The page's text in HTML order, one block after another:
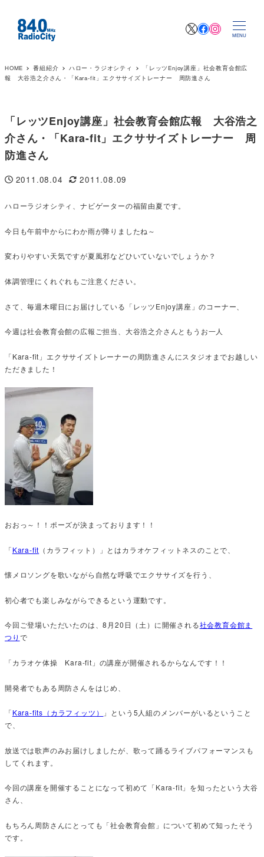
XFacebook
MENU
HOME 番組紹介 ハロー・ラジオシティ
「レッツEnjoy講座」社会教育会館広
報 大谷浩之介さん・「Kara-fit」エクササイズトレーナー 周防進さん
「レッツEnjoy講座」社会教育会館広報 大谷浩之
介さん・「Kara-fit」エクササイズトレーナー 周
防進さん
投稿日
2011.08.04
更新日
2011.08.09
ハローラジオシティ、ナビゲーターの福留由夏です。
今日も午前中からにわか雨が降りましたね～
変わりやすい天気ですが夏風邪などひいていないでしょうか？
体調管理にくれぐれもご注意ください。
さて、毎週木曜日にお届けしている「レッツEnjoy講座」のコーナー、
今週は社会教育会館の広報ご担当、大谷浩之介さんともうお一人
「Kara-fit」エクササイズトレーナーの周防進さんにスタジオまでお越しい
ただきました！
おおっ～！！ポーズが決まっております！！
「Kara-fit （カラフィット）」とはカラオケフィットネスのことで、
懐メロソングを歌いながら自然な呼吸でエクササイズを行う、
初心者でも楽しみながらできるという運動です。
今回ご登場いただいたのは、8月20日（土）に開催される社会教育会館ま
つり で
「カラオケ体操 Kara-fit」の講座が開催されるからなんです！！
開発者でもある周防さんをはじめ、
「Kara-fits（カラフィッツ）
」という5人組のメンバーがいるということ
で、
放送では歌声のみお届けしましたが、歌って踊るライブパフォーマンスも
してくれます。
今回の講座を開催することになって初めて「Kara-fit」を知ったという大谷
さん、
もちろん周防さんにとっても「社会教育会館」について初めて知ったそう
です。